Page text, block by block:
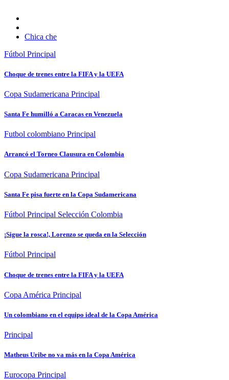
Chica che
Fútbol Principal
Choque de trenes entre la FIFA y la UEFA
Copa Sudamericana Principal
Santa Fe humilló a Caracas en Venezuela
Futbol colombiano Principal
Arrancó el Torneo Clausura en Colombia
Copa Sudamericana Principal
Santa Fe pisa fuerte en la Copa Sudamericana
Fútbol Principal Selección Colombia
¡Sigue la rosca!, Lorenzo se queda en la Selección
Fútbol Principal
Choque de trenes entre la FIFA y la UEFA
Copa América Principal
Un colombiano en el equipo ideal de la Copa América
Principal
Matheus Uribe no va más en la Copa América
Eurocopa Principal